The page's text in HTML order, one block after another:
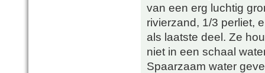
van een erg luchtig
rivierzand, 1/3 perliet,
als laatste deel. Ze
niet in een schaal
Spaarzaam water